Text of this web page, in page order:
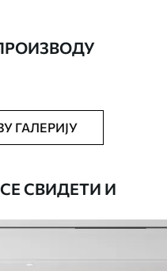
нежно очистити меким
са завршном
ГАЛЕРИЈУ
СВИДЕТИ И